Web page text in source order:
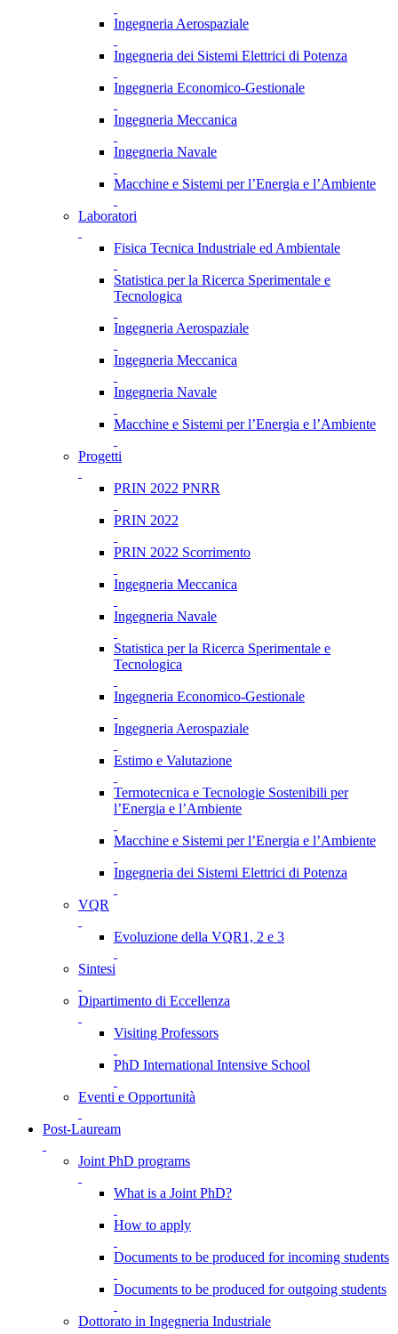
Ingegneria Aerospaziale
Ingegneria dei Sistemi Elettrici di Potenza
Ingegneria Economico-Gestionale
Ingegneria Meccanica
Ingegneria Navale
Macchine e Sistemi per l’Energia e l’Ambiente
Laboratori
Fisica Tecnica Industriale ed Ambientale
Statistica per la Ricerca Sperimentale e
Tecnologica
Ingegneria Aerospaziale
Ingegneria Meccanica
Ingegneria Navale
Macchine e Sistemi per l’Energia e l’Ambiente
Progetti
PRIN 2022 PNRR
PRIN 2022
PRIN 2022 Scorrimento
Ingegneria Meccanica
Ingegneria Navale
Statistica per la Ricerca Sperimentale e
Tecnologica
Ingegneria Economico-Gestionale
Ingegneria Aerospaziale
Estimo e Valutazione
Termotecnica e Tecnologie Sostenibili per
l’Energia e l’Ambiente
Macchine e Sistemi per l’Energia e l’Ambiente
Ingegneria dei Sistemi Elettrici di Potenza
VQR
Evoluzione della VQR1, 2 e 3
Sintesi
Dipartimento di Eccellenza
Visiting Professors
PhD International Intensive School
Eventi e Opportunità
Post-Lauream
Joint PhD programs
What is a Joint PhD?
How to apply
Documents to be produced for incoming students
Documents to be produced for outgoing students
Dottorato in Ingegneria Industriale